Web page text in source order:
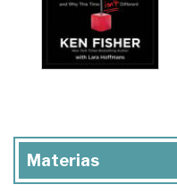
Materias